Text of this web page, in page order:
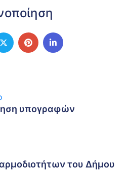
υπογραφών
του Δήμου